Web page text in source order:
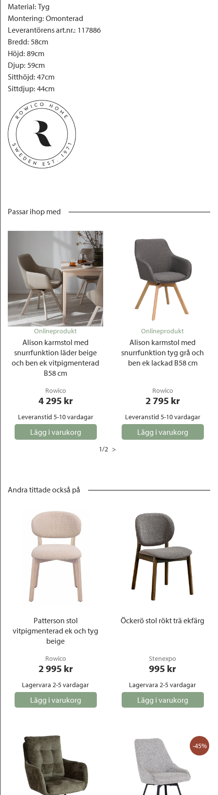
Material: Tyg
Montering: Omonterad
Leverantörens art.nr.: 117886
Bredd: 58cm
Höjd: 89cm
Djup: 59cm
Sitthöjd: 47cm
Sittdjup: 44cm
Passar ihop med
Alison karmstol med
snurrfunktion läder beige
och ben ek vitpigmenterad
B58 cm
Onlineprodukt
Rowico
4 295 kr
Leveranstid 5-10 vardagar
Lägg i varukorg
Alison karmstol med
snurrfunktion tyg grå och
ben ek lackad B58 cm
Onlineprodukt
Rowico
2 795 kr
Leveranstid 5-10 vardagar
Lägg i varukorg
1/2 >
Andra tittade också på
Patterson stol
vitpigmenterad ek och tyg
beige
Rowico
2 995 kr
Lagervara 2-5 vardagar
Lägg i varukorg
Öckerö stol rökt trä ekfärg
Stenexpo
995 kr
Lagervara 2-5 vardagar
Lägg i varukorg
-45%